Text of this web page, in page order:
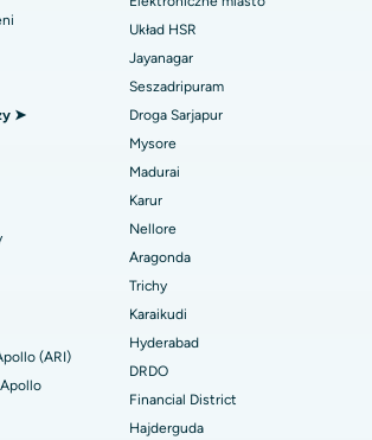
ogólnego
Gandhinagarze, Ahmedabad
w Aragondzie, Andhra Pradesh
przy Bannerghatta Road w Bangalore
w oddziale 15 w Bhubaneswar
przy Seepat Road w Bilaspur
w Ellisbridge, Ahmedabad
w Nowym Delhi
w DRDO, Hajdarabad
przy GS Road w Guwahati
ACL
macicznej
➤
(ARI)
Układ HSR
Jayanagar
Seszadripuram
Droga Sarjapur
Mysore
Madurai
Karur
Nellore
Aragonda
Trichy
Karaikudi
Hyderabad
DRDO
Financial District
Hajderguda